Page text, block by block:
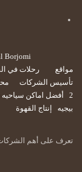
Borjomi
مواقع
رحلات في
تأسيس الشركات
2
أفضل اماكن سياحيه
بيجيه
إنتاج القهوة
تعرف على أهم